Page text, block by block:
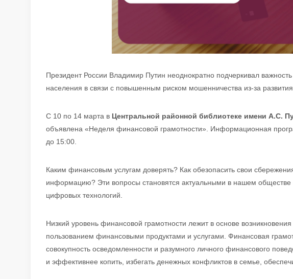
Президент России Владимир Путин неоднократно подчеркивал
населения в связи с повышенным риском мошенничества из-за
С 10 по 14 марта в Центральной районной библиотеке имени А.С.
объявлена «Неделя финансовой грамотности». Информационная
до 15:00.
Каким финансовым услугам доверять? Как обезопасить свои
информацию? Эти вопросы становятся актуальными в нашем обществе
цифровых технологий.
Низкий уровень финансовой грамотности лежит в основе возникновения
пользованием финансовыми продуктами и услугами. Финансовая
совокупность осведомленности и разумного личного финансового
и эффективнее копить, избегать денежных конфликтов в семье,